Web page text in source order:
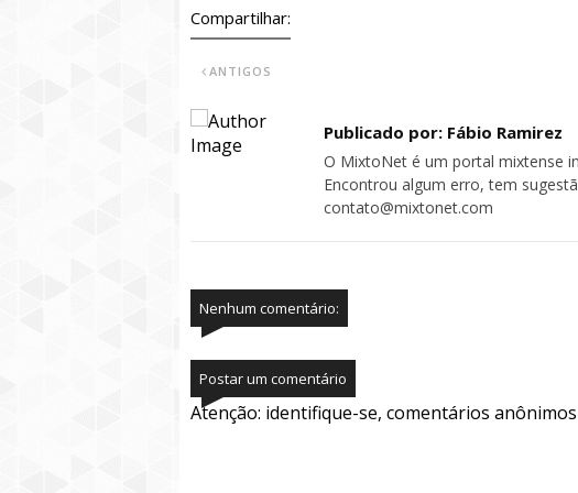
Compartilhar:
ANTIGOS
Publicado por: Fábio Ramirez
O MixtoNet é um portal mixtense
Encontrou algum erro, tem
contato@mixtonet.com
Nenhum comentário:
Postar um comentário
Atenção: identifique-se, comentários